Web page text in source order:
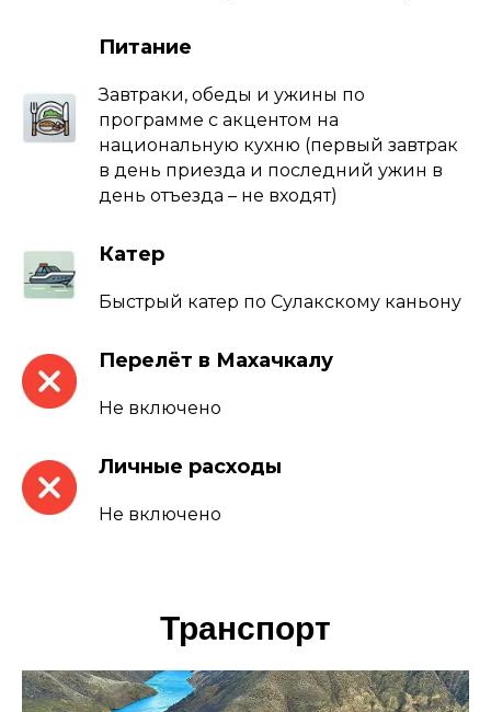
Питание
Завтраки, обеды и ужины по
программе с акцентом на
национальную кухню (первый завтрак
в день приезда и последний ужин в
день отъезда – не входят)
Катер
Быстрый катер по Сулакскому каньону
Перелёт в Махачкалу
Не включено
Личные расходы
Не включено
Транспорт